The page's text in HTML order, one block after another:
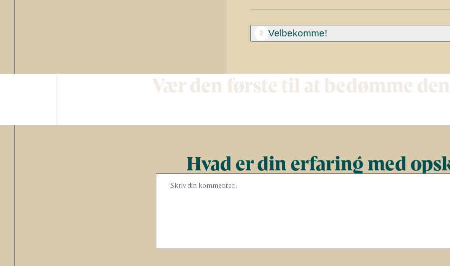
2 Velbekomme!
Vær den første til at bedømme
Hvad er din erfaring med